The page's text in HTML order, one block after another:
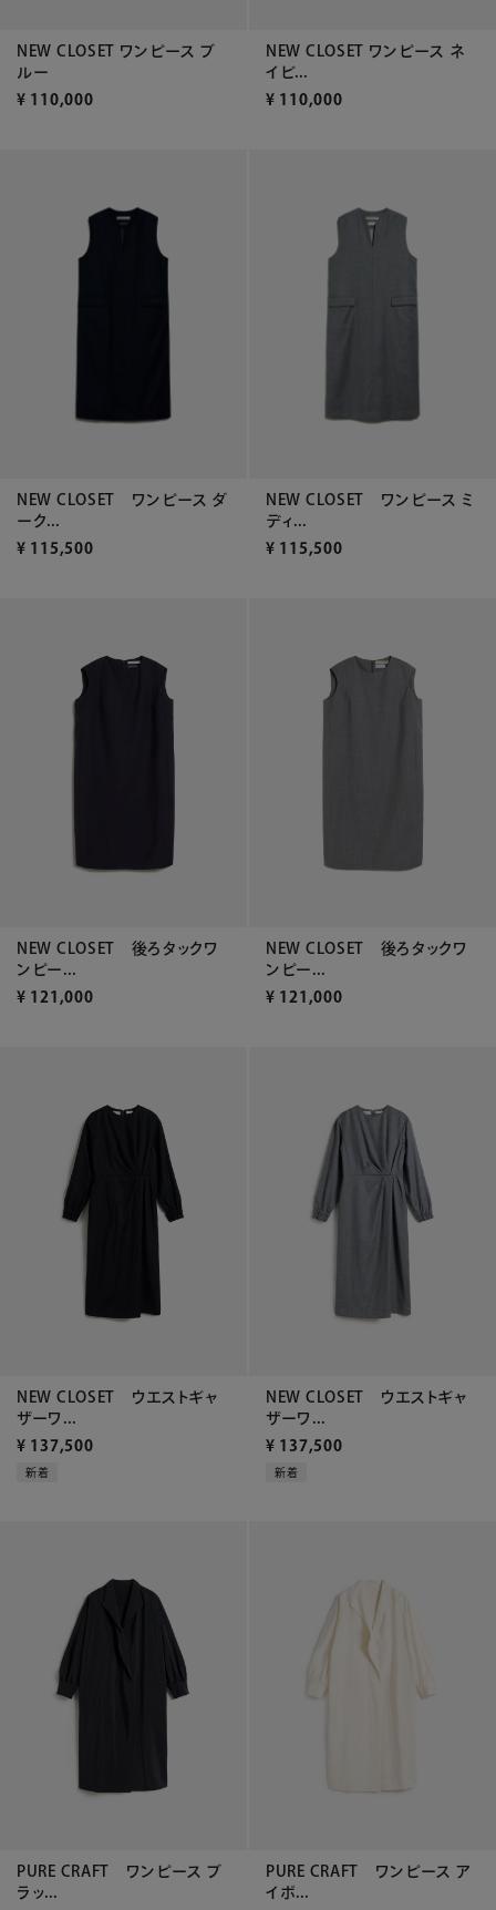
NEW CLOSET ワンピース ブ
ルー
¥ 110,000
NEW CLOSET ワンピース ネ
イビ...
¥ 110,000
NEW CLOSET ワンピース ダ
ーク...
¥ 115,500
NEW CLOSET ワンピース ミ
ディ...
¥ 115,500
NEW CLOSET 後ろタックワ
ンピー...
¥ 121,000
NEW CLOSET 後ろタックワ
ンピー...
¥ 121,000
NEW CLOSET ウエストギャ
ザーワ...
¥ 137,500
新着
NEW CLOSET ウエストギャ
ザーワ...
¥ 137,500
新着
PURE CRAFT ワンピース ブ
ラッ...
PURE CRAFT ワンピース ア
イボ...